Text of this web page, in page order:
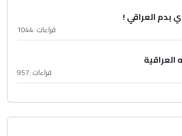
بدم العراقي !
قراءات :1044
قراءات :957